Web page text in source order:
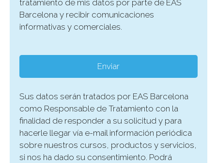
tratamiento de mis datos por parte de EAS
Barcelona y recibir comunicaciones
informativas y comerciales.
Sus datos serán tratados por EAS Barcelona
como Responsable de Tratamiento con la
finalidad de responder a su solicitud y para
hacerle llegar vía e-mail información periódica
sobre nuestros cursos, productos y servicios,
si nos ha dado su consentimiento. Podrá